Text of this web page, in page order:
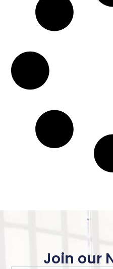
Join our